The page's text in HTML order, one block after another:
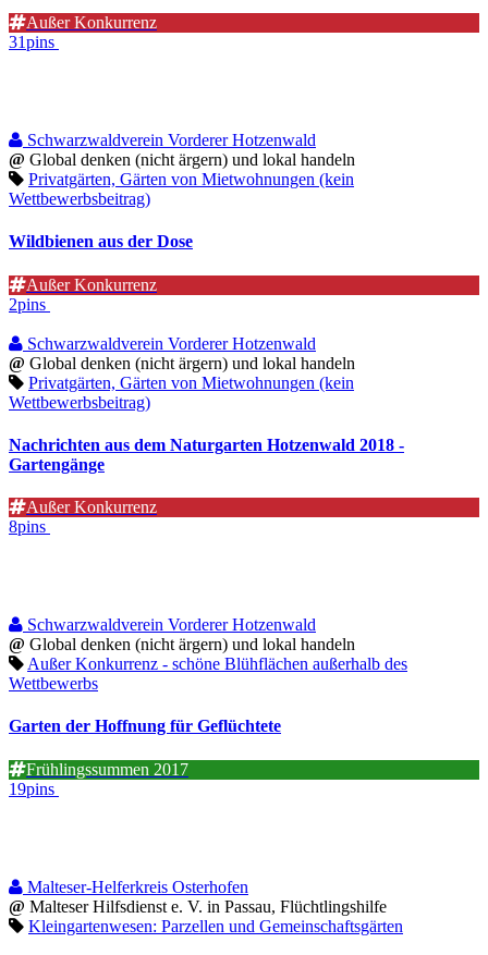
Außer Konkurrenz
31pins
Schwarzwaldverein Vorderer Hotzenwald
@ Global denken (nicht ärgern) und lokal handeln
Privatgärten, Gärten von Mietwohnungen (kein
Wettbewerbsbeitrag)
Wildbienen aus der Dose
Außer Konkurrenz
2pins
Schwarzwaldverein Vorderer Hotzenwald
@ Global denken (nicht ärgern) und lokal handeln
Privatgärten, Gärten von Mietwohnungen (kein
Wettbewerbsbeitrag)
Nachrichten aus dem Naturgarten Hotzenwald 2018 -
Gartengänge
Außer Konkurrenz
8pins
Schwarzwaldverein Vorderer Hotzenwald
@ Global denken (nicht ärgern) und lokal handeln
Außer Konkurrenz - schöne Blühflächen außerhalb des
Wettbewerbs
Garten der Hoffnung für Geflüchtete
Frühlingssummen 2017
19pins
Malteser-Helferkreis Osterhofen
@ Malteser Hilfsdienst e. V. in Passau, Flüchtlingshilfe
Kleingartenwesen: Parzellen und Gemeinschaftsgärten